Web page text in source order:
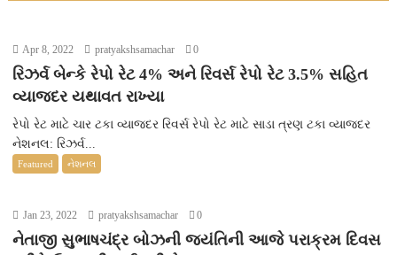
Apr 8, 2022 pratyakshsamachar 0
રિઝર્વ બેન્કે રેપો રેટ 4% અને રિવર્સ રેપો રેટ 3.5% સહિત
વ્યાજદર યથાવત રાખ્યા
રેપો રેટ માટે ચાર ટકા વ્યાજદર રિવર્સ રેપો રેટ માટે સાડા ત્રણ ટકા વ્યાજદર
નેશનલ: રિઝર્વ...
Featured નેશનલ
Jan 23, 2022 pratyakshsamachar 0
નેતાજી સુભાષચંદ્ર બોઝની જયંતિની આજે પરાક્રમ દિવસ